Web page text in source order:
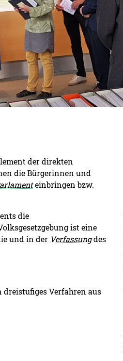
der direkten
die Bürgerinnen und
einbringen bzw.
die
ist eine
und in der Verfassungdes
dreistufiges Verfahren aus